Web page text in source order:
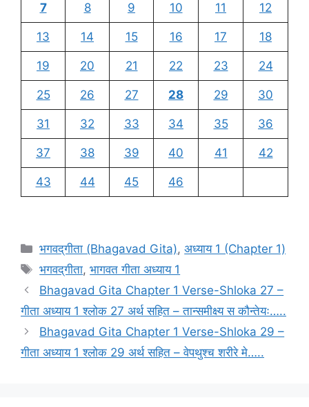
7 8 9 10 11 12
13 14 15 16 17 18
19 20 21 22 23 24
25 26 27 28 29 30
31 32 33 34 35 36
37 38 39 40 41 42
43 44 45 46
C
a
e
g
o
r
भगवद्‌गीता (Bhagavad Gita),अध्याय 1 (Chapter 1)
T
a
s
भगवद्‌गीता,भागवत गीता अध्याय 1
Bhagavad Gita Chapter 1 Verse-Shloka 27 –
गीता अध्याय 1 श्लोक 27 अर्थ सहित – तान्समीक्ष्य स कौन्तेयः…..
Bhagavad Gita Chapter 1 Verse-Shloka 29 –
गीता अध्याय 1 श्लोक 29 अर्थ सहित – वेपथुश्च शरीरे मे…..